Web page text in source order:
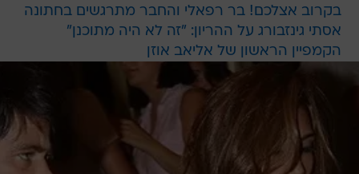
בקרוב אצלכם! בר רפאלי והחבר מתרגשים בחתונה
אסתי גינזבורג על ההריון: "זה לא היה מתוכנן"
הקמפיין הראשון של אליאב אוזן